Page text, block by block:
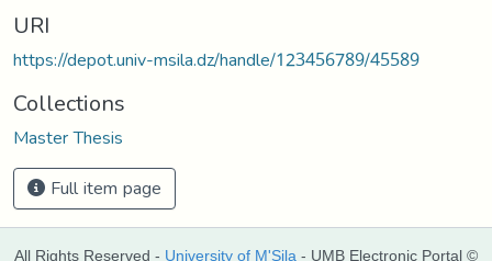
URI
https://depot.univ-msila.dz/handle/123456789/45589
Collections
Master Thesis
Full item page
All Rights Reserved - University of M'Sila - UMB Electronic Portal ©